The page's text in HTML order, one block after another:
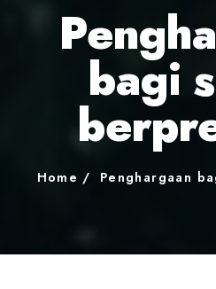
bagi
Home Penghargaan